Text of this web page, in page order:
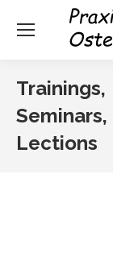
Trainings,
Seminars,
Lections